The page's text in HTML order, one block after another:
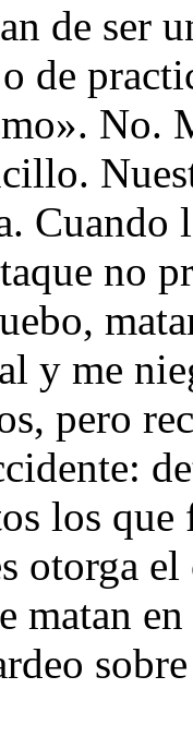
de ser
de
No.
Cuando
no
y me
pero
los
otorga
matan